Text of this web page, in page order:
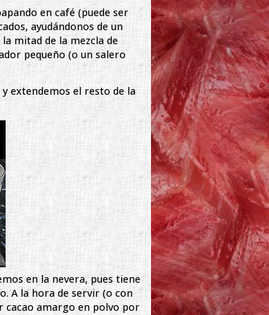
en café (puede ser
ayudándonos de un
mitad de la mezcla de
pequeño (o un salero
extendemos el resto de la
en la nevera, pues tiene
A la hora de servir (o con
cacao amargo en polvo por